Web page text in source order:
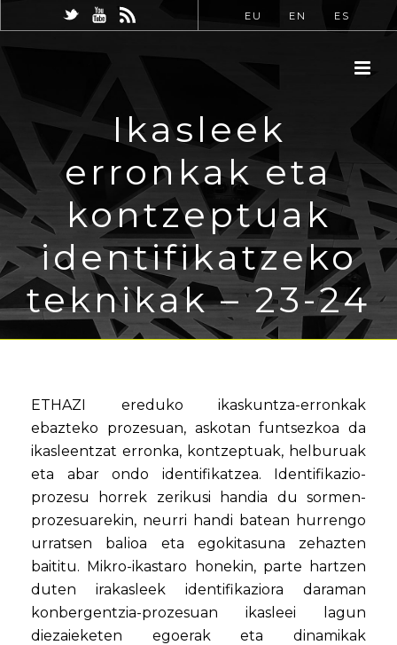
EU EN ES
Ikasleek
erronkak eta
kontzeptuak
identifikatzeko
teknikak – 23-24
ETHAZI ereduko ikaskuntza-erronkak
ebazteko prozesuan, askotan funtsezkoa da
ikasleentzat erronka, kontzeptuak, helburuak
eta abar ondo identifikatzea. Identifikazio-
prozesu horrek zerikusi handia du sormen-
prozesuarekin, neurri handi batean hurrengo
urratsen balioa eta egokitasuna zehazten
baititu. Mikro-ikastaro honekin, parte hartzen
duten irakasleek identifikaziora daraman
konbergentzia-prozesuan ikasleei lagun
diezaieketen egoerak eta dinamikak